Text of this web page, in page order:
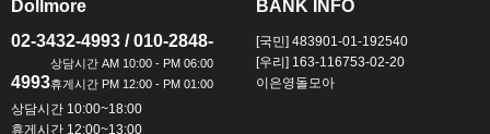
Dollmore
02-3432-4993 / 010-2848-
4993
상담시간 10:00~18:00
휴게시간 12:00~13:00
BANK INFO
[국민] 483901-01-192540
[우리] 163-116753-02-20
이은영돌모아